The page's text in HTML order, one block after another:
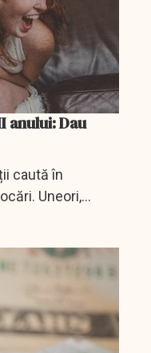
anului: Dau
caută în
Uneori,
mai ales